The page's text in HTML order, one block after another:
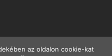
az oldalon cookie-kat